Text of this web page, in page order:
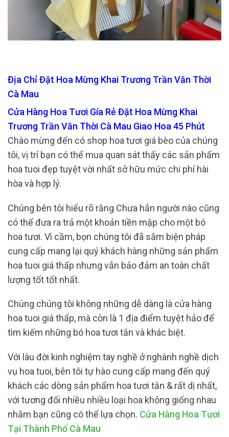
Địa Chỉ Đặt Hoa Mừng Khai Trương Trần Văn Thời
Cà Mau
Cửa Hàng Hoa Tươi Gía Rẻ Đặt Hoa Mừng Khai
Trương Trần Văn Thời Cà Mau Giao Hoa 45 Phút
Chào mừng đến có shop hoa tươi giá bèo của chúng
tôi, vị trí bạn có thể mua quan sát thấy các sản phẩm
hoa tuoi đẹp tuyệt vời nhất sở hữu mức chi phí hài
hòa và hợp lý.
Chúng bên tôi hiểu rõ rằng Chưa hẳn người nào cũng
có thể đưa ra trả một khoản tiền mập cho một bó
hoa tươi. Vì cầm, bọn chúng tôi đã sắm biện pháp
cung cấp mang lại quý khách hàng những sản phẩm
hoa tuoi giá thấp nhưng vẫn bảo đảm an toàn chất
lượng tốt tốt nhất.
Chúng chúng tôi không những dễ dàng là cửa hàng
hoa tuoi giá thấp, mà còn là 1 địa điểm tuyệt hảo để
tìm kiếm những bó hoa tươi tắn và khác biệt.
Với lâu đời kinh nghiệm tay nghề ở nghành nghề dịch
vụ hoa tuoi, bên tôi tự hào cung cấp mang đến quý
khách các dòng sản phẩm hoa tươi tắn & rất dị nhất,
với tương đối nhiều nhiều loại hoa không giống nhau
nhằm bạn cũng có thể lựa chọn. Cửa Hàng Hoa Tươi
Tại Thành Phố Cà Mau